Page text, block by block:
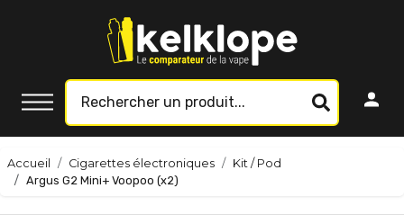
Accueil Cigarettes électroniques
Kit / Pod
Argus G2 Mini+ Voopoo (x2)